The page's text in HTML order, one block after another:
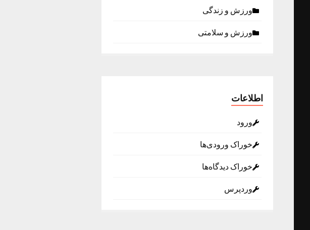
ورزش و زندگی
ورزش و سلامتی
اطلاعات
ورود
خوراک ورودی‌ها
خوراک دیدگاه‌ها
وردپرس